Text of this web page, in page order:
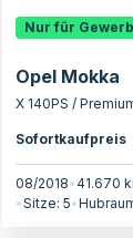
Nur für
Opel Mokka
X 140PS /
Sofortkaufpreis
08/2018•41.670
•Sitze: 5•